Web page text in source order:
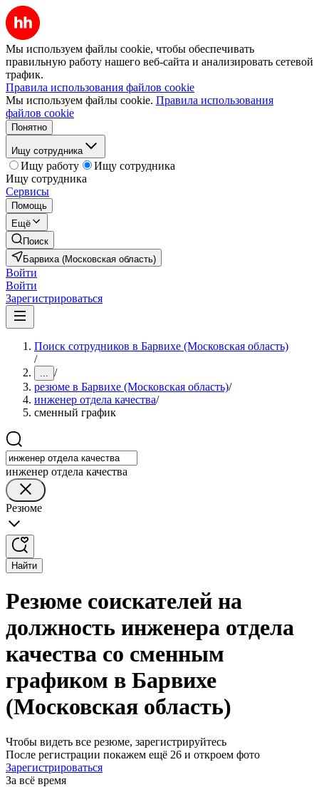
Мы используем файлы cookie, чтобы обеспечивать
правильную работу нашего веб-сайта и анализировать сетевой
трафик.
Правила использования файлов cookie
Мы используем файлы cookie. Правила использования
файлов cookie
Понятно
Ищу сотрудника
Ищу работу
Ищу сотрудника
Ищу сотрудника
Сервисы
Помощь
Ещё
Поиск
Барвиха (Московская область)
Войти
Войти
Зарегистрироваться
Поиск сотрудников в Барвихе (Московская область)
/
... /
резюме в Барвихе (Московская область)/
инженер отдела качества/
сменный график
инженер отдела качества
Резюме
Найти
Резюме соискателей на
должность инженера отдела
качества со сменным
графиком в Барвихе
(Московская область)
Чтобы видеть все резюме, зарегистрируйтесь
После регистрации покажем ещё 26 и откроем фото
Зарегистрироваться
За всё время